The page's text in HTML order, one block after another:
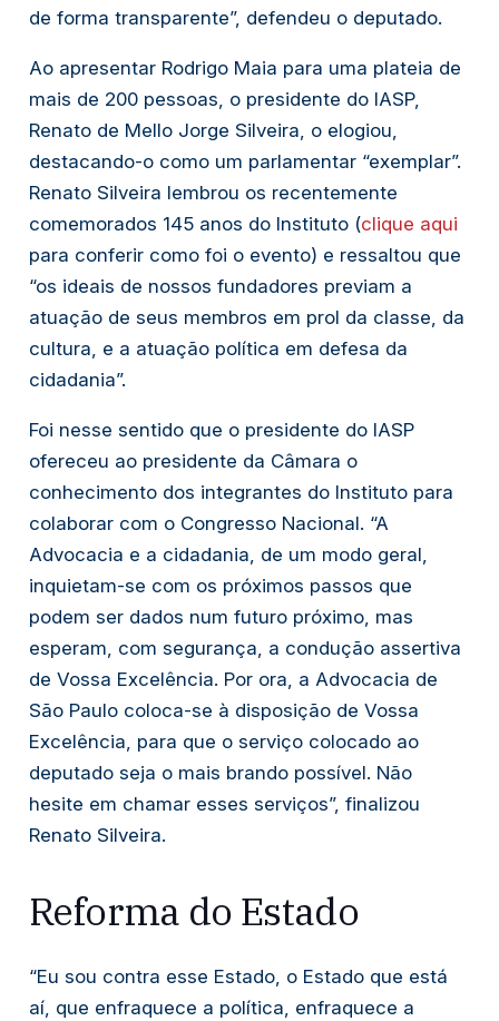
de forma transparente”, defendeu o deputado.
Ao apresentar Rodrigo Maia para uma plateia de
mais de 200 pessoas, o presidente do IASP,
Renato de Mello Jorge Silveira, o elogiou,
destacando-o como um parlamentar “exemplar”.
Renato Silveira lembrou os recentemente
comemorados 145 anos do Instituto (clique aqui
para conferir como foi o evento) e ressaltou que
“os ideais de nossos fundadores previam a
atuação de seus membros em prol da classe, da
cultura, e a atuação política em defesa da
cidadania”.
Foi nesse sentido que o presidente do IASP
ofereceu ao presidente da Câmara o
conhecimento dos integrantes do Instituto para
colaborar com o Congresso Nacional. “A
Advocacia e a cidadania, de um modo geral,
inquietam-se com os próximos passos que
podem ser dados num futuro próximo, mas
esperam, com segurança, a condução assertiva
de Vossa Excelência. Por ora, a Advocacia de
São Paulo coloca-se à disposição de Vossa
Excelência, para que o serviço colocado ao
deputado seja o mais brando possível. Não
hesite em chamar esses serviços”, finalizou
Renato Silveira.
Reforma do Estado
“Eu sou contra esse Estado, o Estado que está
aí, que enfraquece a política, enfraquece a